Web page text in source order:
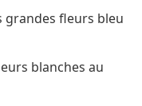
grandes fleurs bleu
blanches au